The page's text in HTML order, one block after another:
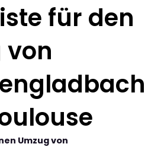
für den
von
Umzug von